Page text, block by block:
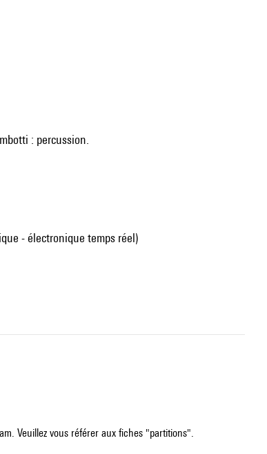
: percussion.
- électronique temps réel)
Veuillez vous référer aux fiches "partitions".